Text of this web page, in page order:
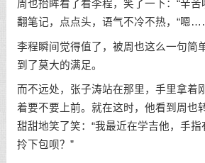
周也抬眸看了看李程，笑了一下：“辛苦
翻笔记，点点头，语气不冷不热，“嗯
李程瞬间觉得值了，被周也这么一句简
到了莫大的满足。
而不远处，张子涛站在那里，手里拿着
着要不要上前。就在这时，他看到周也
甜甜地笑了笑：“我最近在学吉他，手
拎下包呗？”